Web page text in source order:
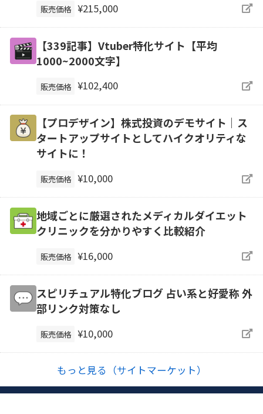
販売価格 ¥215,000
【339記事】Vtuber特化サイト【平均
1000~2000文字】
販売価格 ¥102,400
【プロデザイン】株式投資のデモサイト｜ス
タートアップサイトとしてハイクオリティな
サイトに！
販売価格 ¥10,000
地域ごとに厳選されたメディカルダイエット
クリニックを分かりやすく比較紹介
販売価格 ¥16,000
スピリチュアル特化ブログ 占い系と好愛称 外
部リンク対策なし
販売価格 ¥10,000
もっと見る（サイトマーケット）